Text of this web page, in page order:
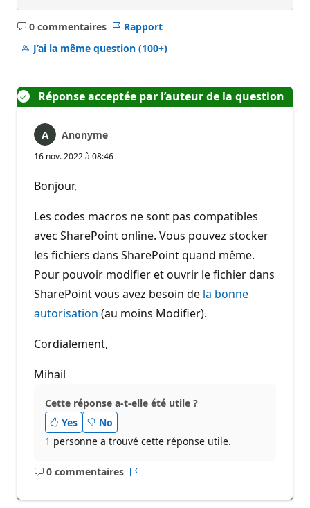
0 commentaires
Aucun
commentaire
Rapport
J’ai la même question (100+)
Réponse acceptée par l’auteur de la question
Anonyme
16 nov. 2022 à 08:46
Bonjour,
Les codes macros ne sont pas compatibles
avec SharePoint online. Vous pouvez stocker
les fichiers dans SharePoint quand même.
Pour pouvoir modifier et ouvrir le fichier dans
SharePoint vous avez besoin de la bonne
autorisation (au moins Modifier).
Cordialement,
Mihail
Cette réponse a-t-elle été utile ?
Yes
No
1 personne a trouvé cette réponse utile.
0 commentaires
Aucun